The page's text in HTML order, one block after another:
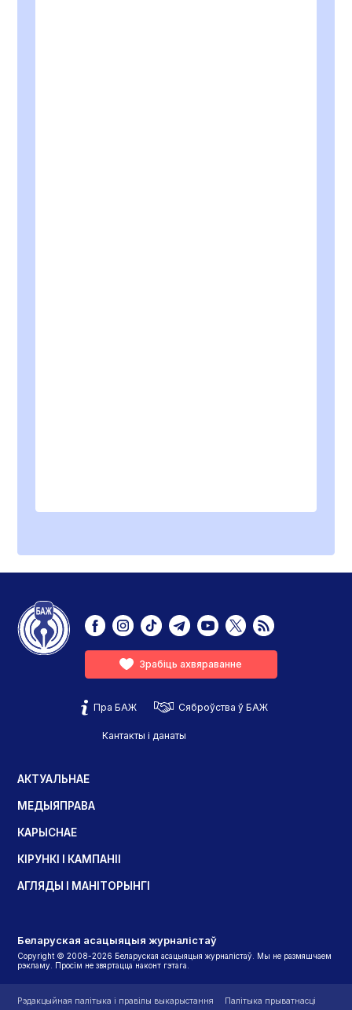
Зрабіць ахвяраванне
Пра БАЖ Сяброўства ў БАЖ
Кантакты і данаты
АКТУАЛЬНАЕ
МЕДЫЯПРАВА
КАРЫСНАЕ
КІРУНКІ І КАМПАНІІ
АГЛЯДЫ І МАНІТОРЫНГІ
Беларуская асацыяцыя журналістаў
Copyright © 2008-2026 Беларуская асацыяцыя журналістаў. Мы не размяшчаем
рэкламу. Просім не звяртацца наконт гэтага.
Рэдакцыйная палітыка і правілы выкарыстання Палітыка прыватнасці